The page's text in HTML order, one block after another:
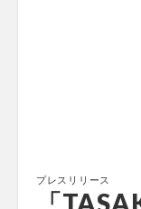
プレスリリース
「